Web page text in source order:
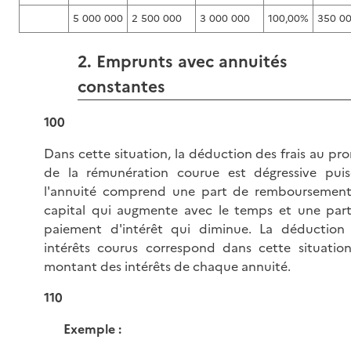
5 000 000 2 500 000 3 000 000 100,00% 350
2. Emprunts avec annuités
constantes
100
Dans cette situation, la déduction des frais au
de la rémunération courue est dégressive
l'annuité comprend une part de
capital qui augmente avec le temps et une
paiement d'intérêt qui diminue. La déduction
intérêts courus correspond dans cette
montant des intérêts de chaque annuité.
110
Exemple :